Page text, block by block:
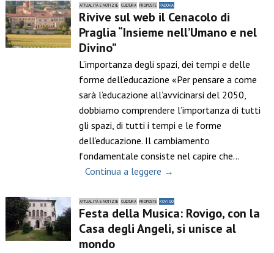
ATTUALITÀ E NOTIZIE CULTURA PROPOSTE PADOVA
Rivive sul web il Cenacolo di
Praglia “Insieme nell’Umano e nel
Divino”
L’importanza degli spazi, dei tempi e delle
forme dell’educazione «Per pensare a come
sarà l’educazione all’avvicinarsi del 2050,
dobbiamo comprendere l’importanza di tutti
gli spazi, di tutti i tempi e le forme
dell’educazione. Il cambiamento
fondamentale consiste nel capire che…
Continua a leggere →
ATTUALITÀ E NOTIZIE CULTURA PROPOSTE ROVIGO
Festa della Musica: Rovigo, con la
Casa degli Angeli, si unisce al
mondo